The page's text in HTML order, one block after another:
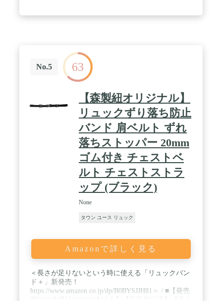
適な背負い心地も実現正面にジッパー・ポケット付
き。両サイドにメッシュ素材のウォーターボトル用
ポケット付き。内側のジッパー・ポケットの中にキ
ー・クリップ付きハンドルはウェビング素材のタブ
とスナップ・ボタンで留められるデザイン。
No.5 63
【森製紐オリジナル】
リュックずり落ち防止
バンド 肩ベルト ずれ
落ちストッパー 20mm
ゴム付き チェストベ
ルト チェストストラ
ップ (ブラック)
None
タウン ユース リュック
Amazonで詳しく見る
＜長さが足りないという時に使える「リュックバン
ド＋」新発売！
https://www.amazon.co.jp/dp/B0BYSJJH81＞ / ■【発売